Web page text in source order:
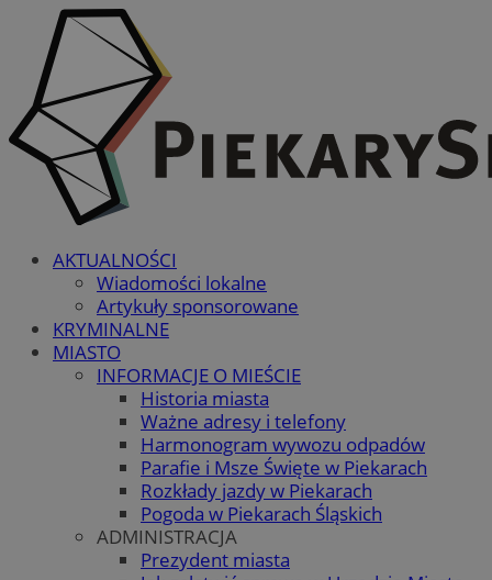
AKTUALNOŚCI
Wiadomości lokalne
Artykuły sponsorowane
KRYMINALNE
MIASTO
INFORMACJE O MIEŚCIE
Historia miasta
Ważne adresy i telefony
Harmonogram wywozu odpadów
Parafie i Msze Święte w Piekarach
Rozkłady jazdy w Piekarach
Pogoda w Piekarach Śląskich
ADMINISTRACJA
Prezydent miasta